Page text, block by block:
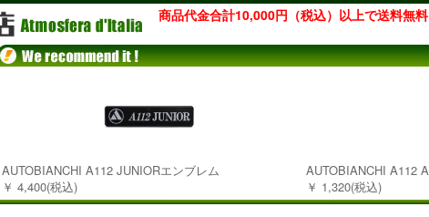
商品代金合計10,000円（税込）以上で送料無
AUTOBIANCHI A112 JUNIORエンブレム
￥ 4,400(税込)
AUTOBIANCHI A112
￥ 1,320(税込)